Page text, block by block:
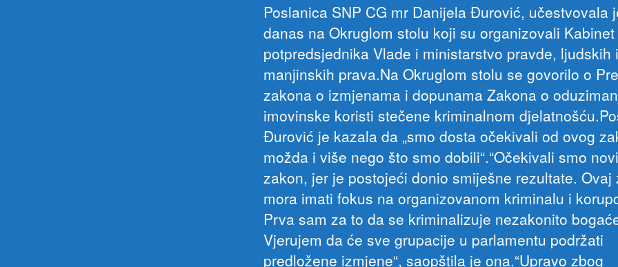
Poslanica SNP CG mr Danijela Đurović, učestvovala
danas na Okruglom stolu koji su organizovali Kabinet
potpredsjednika Vlade i ministarstvo pravde, ljudskih i
manjinskih prava.Na Okruglom stolu se govorilo o
zakona o izmjenama i dopunama Zakona o
imovinske koristi stečene kriminalnom
Đurović je kazala da „smo dosta očekivali od ovog
možda i više nego što smo dobili“.“Očekivali smo novi
zakon, jer je postojeći donio smiješne rezultate. Ovaj
mora imati fokus na organizovanom kriminalu i
Prva sam za to da se kriminalizuje nezakonito
Vjerujem da će sve grupacije u parlamentu podržati
predložene izmjene“, saopštila je ona.“Upravo zbog